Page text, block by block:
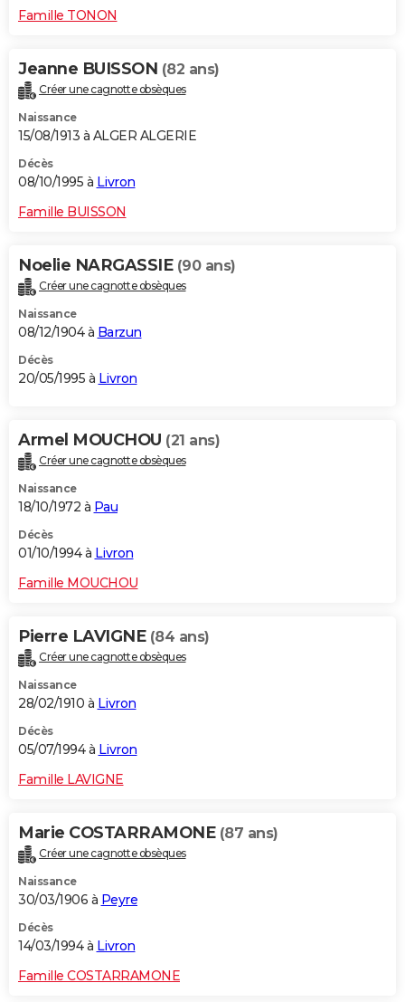
Famille TONON
Jeanne BUISSON (82 ans)
Créer une cagnotte obsèques
Naissance
15/08/1913 à ALGER ALGERIE
Décès
08/10/1995 à Livron
Famille BUISSON
Noelie NARGASSIE (90 ans)
Créer une cagnotte obsèques
Naissance
08/12/1904 à Barzun
Décès
20/05/1995 à Livron
Armel MOUCHOU (21 ans)
Créer une cagnotte obsèques
Naissance
18/10/1972 à Pau
Décès
01/10/1994 à Livron
Famille MOUCHOU
Pierre LAVIGNE (84 ans)
Créer une cagnotte obsèques
Naissance
28/02/1910 à Livron
Décès
05/07/1994 à Livron
Famille LAVIGNE
Marie COSTARRAMONE (87 ans)
Créer une cagnotte obsèques
Naissance
30/03/1906 à Peyre
Décès
14/03/1994 à Livron
Famille COSTARRAMONE